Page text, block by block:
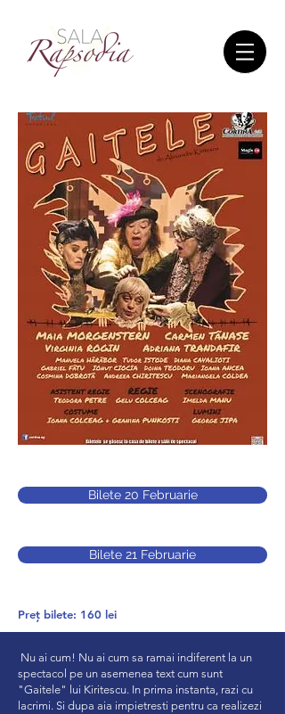
Bilete 20 Februarie
Bilete 21 Februarie
Preț bilete: 160 lei
Nu ai cum! Nu ai cum sa ramai indiferent la un
spectacol pe un asemenea text cum sunt
"Gaitele" lui Kiritescu. In prima instanta, razi cu
lacrimi. Si dupa aia impietresti pentru ca realizezi